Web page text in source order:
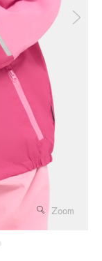
Zoom